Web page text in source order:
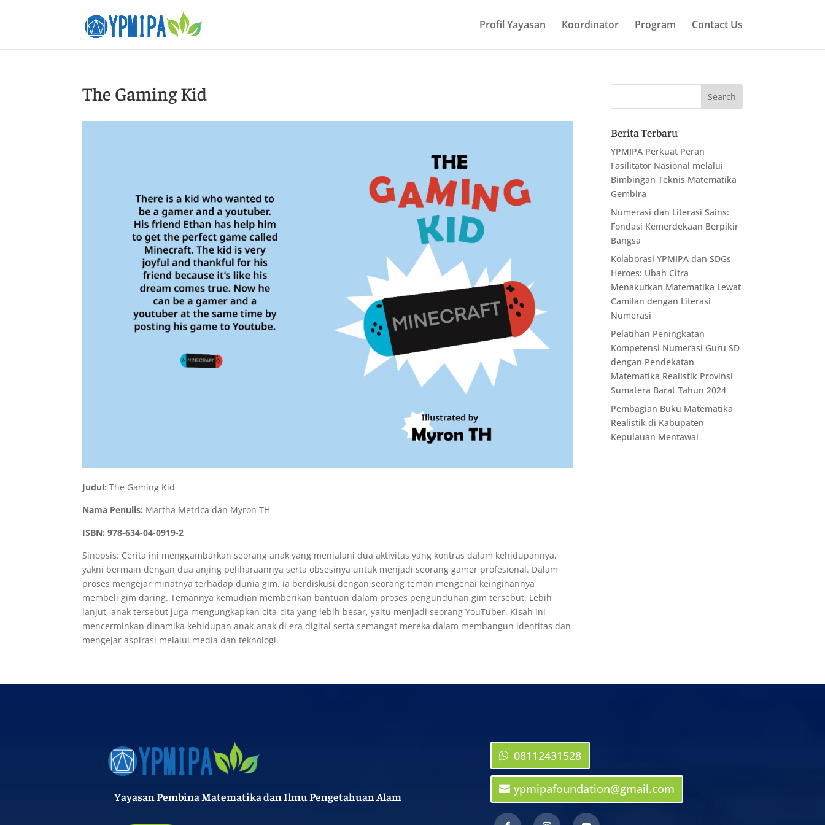
Profil Yayasan Koordinator Program Contact Us
The Gaming Kid
Judul: The Gaming Kid
Nama Penulis: Martha Metrica dan Myron TH
ISBN:978-634-04-0919-2
Sinopsis: Cerita ini menggambarkan seorang anak yang menjalani dua aktivitas yang kontras dalam kehidupannya,
yakni bermain dengan dua anjing peliharaannya serta obsesinya untuk menjadi seorang gamer profesional. Dalam
proses mengejar minatnya terhadap dunia gim, ia berdiskusi dengan seorang teman mengenai keinginannya
membeli gim daring. Temannya kemudian memberikan bantuan dalam proses pengunduhan gim tersebut. Lebih
lanjut, anak tersebut juga mengungkapkan cita-cita yang lebih besar, yaitu menjadi seorang YouTuber. Kisah ini
mencerminkan dinamika kehidupan anak-anak di era digital serta semangat mereka dalam membangun identitas dan
mengejar aspirasi melalui media dan teknologi.
Berita Terbaru
YPMIPA Perkuat Peran
Fasilitator Nasional melalui
Bimbingan Teknis Matematika
Gembira
Numerasi dan Literasi Sains:
Fondasi Kemerdekaan Berpikir
Bangsa
Kolaborasi YPMIPA dan SDGs
Heroes: Ubah Citra
Menakutkan Matematika Lewat
Camilan dengan Literasi
Numerasi
Pelatihan Peningkatan
Kompetensi Numerasi Guru SD
dengan Pendekatan
Matematika Realistik Provinsi
Sumatera Barat Tahun 2024
Pembagian Buku Matematika
Realistik di Kabupaten
Kepulauan Mentawai
Yayasan Pembina Matematika dan Ilmu Pengetahuan Alam
08112431528
ypmipafoundation@gmail.com